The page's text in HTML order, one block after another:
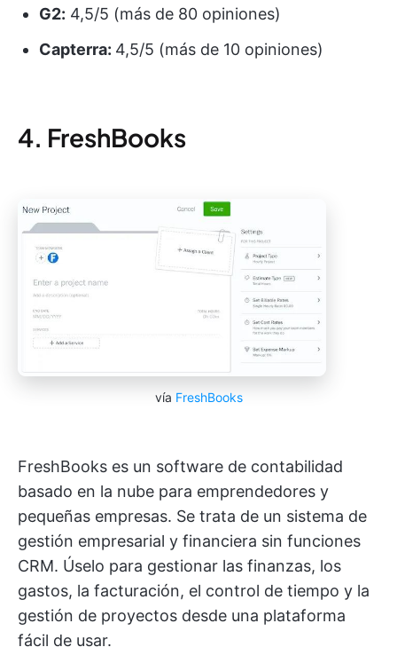
G2: 4,5/5 (más de 80 opiniones)
Capterra: 4,5/5 (más de 10 opiniones)
4. FreshBooks
vía FreshBooks
FreshBooks es un software de contabilidad
basado en la nube para emprendedores y
pequeñas empresas. Se trata de un sistema de
gestión empresarial y financiera sin funciones
CRM. Úselo para gestionar las finanzas, los
gastos, la facturación, el control de tiempo y la
gestión de proyectos desde una plataforma
fácil de usar.